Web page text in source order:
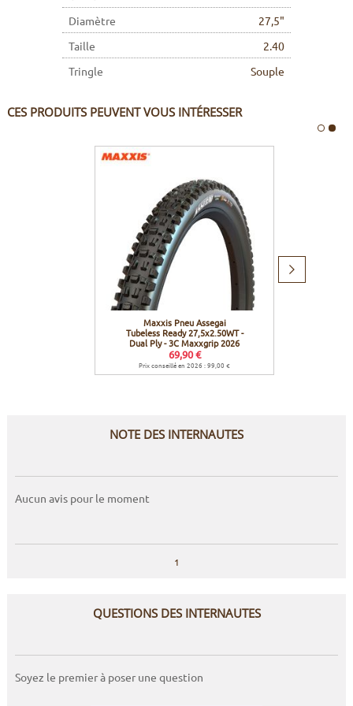
Diamètre
27,5"
Taille
2.40
Tringle
Souple
CES PRODUITS PEUVENT VOUS INTÉRESSER
Maxxis Pneu Assegai
Tubeless Ready 27,5x2.50WT -
Dual Ply - 3C Maxxgrip 2026
69,90 €
Prix conseillé en 2026 : 99,00 €
Produit
NOTE DES INTERNAUTES
Aucun avis pour le moment
1
QUESTIONS DES INTERNAUTES
Soyez le premier à poser une question